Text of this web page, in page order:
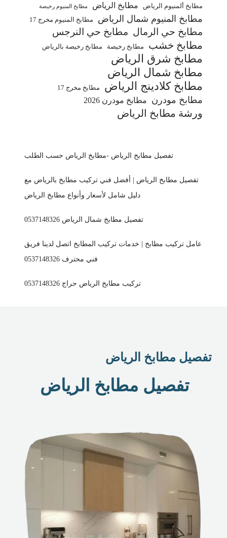
مطابخ ألمنيوم الرياض مطابخ الرياض مطابخ المنيوم رخيصة
مطابخ المنيوم شمال الرياض مطابخ المنيوم مخرج 17
مطابخ حي الرمال مطابخ حي النرجس
مطابخ خشب مطابخ رخيصة مطابخ رخيصة بالرياض
مطابخ شرق الرياض
مطابخ شمال الرياض
مطابخ كلادينج الرياض
مطابخ مخرج 17
مطابخ مودرن مطابخ مودرن 2026
ورشة مطابخ الرياض
تفصيل مطابخ الرياض -مطابخ الرياض حسب الطلب
تفصيل مطابخ الرياض | أفضل فني تركيب مطابخ بالرياض مع
دليل شامل لأسعار وأنواع مطابخ الرياض
تفصيل مطابخ شمال الرياض 0537148326
عامل تركيب مطابخ | خدمات تركيب المطابخ اتصل لدينا فريق
فني محترف 0537148326
تركيب مطابخ الرياض حراج 0537148326
تفصيل مطابخ الرياض
تفصيل مطابخ الرياض